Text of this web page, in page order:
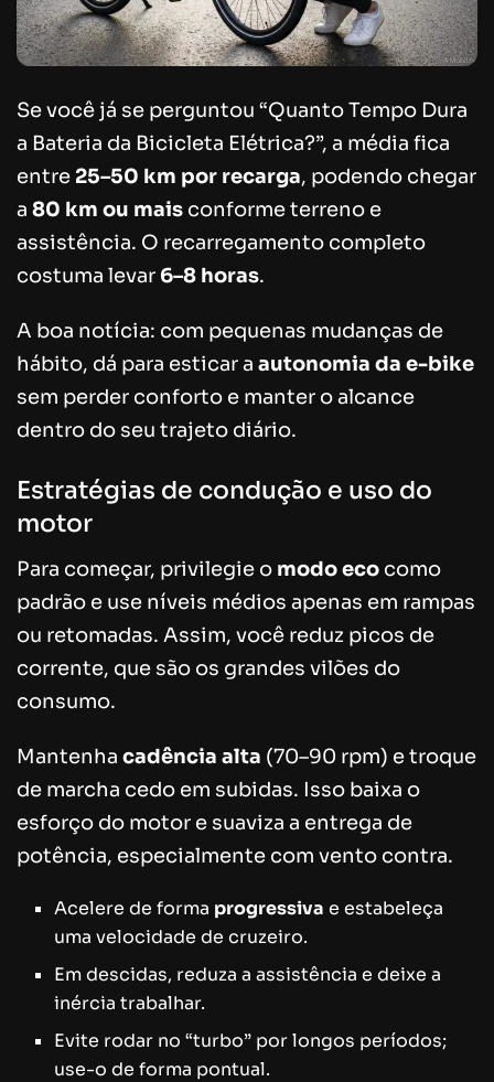
Se você já se perguntou “Quanto Tempo Dura
a Bateria da Bicicleta Elétrica?”, a média fica
entre 25–50 km por recarga, podendo chegar
a 80 km ou mais conforme terreno e
assistência. O recarregamento completo
costuma levar 6–8 horas.
A boa notícia: com pequenas mudanças de
hábito, dá para esticar a autonomia da e-bike
sem perder conforto e manter o alcance
dentro do seu trajeto diário.
Estratégias de condução e uso do
motor
Para começar, privilegie o modo eco como
padrão e use níveis médios apenas em rampas
ou retomadas. Assim, você reduz picos de
corrente, que são os grandes vilões do
consumo.
Mantenha cadência alta (70–90 rpm) e troque
de marcha cedo em subidas. Isso baixa o
esforço do motor e suaviza a entrega de
potência, especialmente com vento contra.
Acelere de forma progressiva e estabeleça
uma velocidade de cruzeiro.
Em descidas, reduza a assistência e deixe a
inércia trabalhar.
Evite rodar no “turbo” por longos períodos;
use-o de forma pontual.